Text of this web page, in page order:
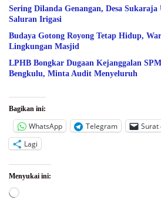
Sering Dilanda Genangan, Desa
Saluran Irigasi
Budaya Gotong Royong Tetap Hidup,
Lingkungan Masjid
LPHB Bongkar Dugaan Kejanggalan
Bengkulu, Minta Audit Menyeluruh
Bagikan ini:
WhatsApp Telegram Surat
Lagi
Menyukai ini:
Memuat...